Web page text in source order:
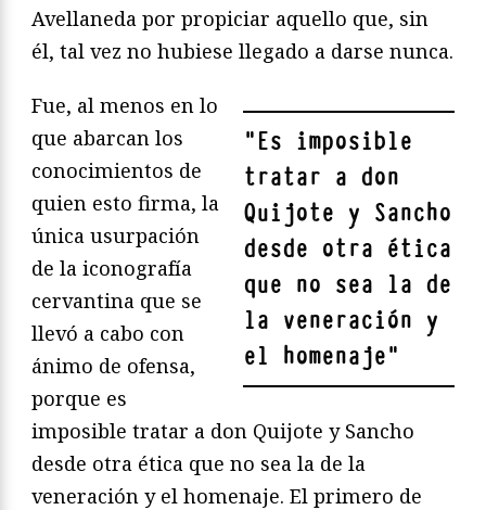
Avellaneda por propiciar aquello que, sin
él, tal vez no hubiese llegado a darse nunca.
"Es imposible
tratar a don
Quijote y Sancho
desde otra ética
que no sea la de
la veneración y
el homenaje"
Fue, al menos en lo
que abarcan los
conocimientos de
quien esto firma, la
única usurpación
de la iconografía
cervantina que se
llevó a cabo con
ánimo de ofensa,
porque es
imposible tratar a don Quijote y Sancho
desde otra ética que no sea la de la
veneración y el homenaje. El primero de